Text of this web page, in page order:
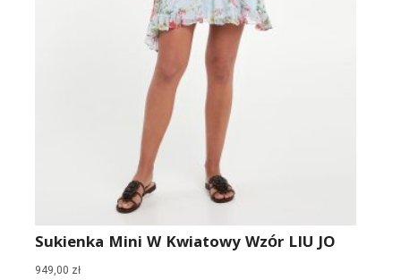
Sukienka Mini W Kwiatowy Wzór LIU JO
949,00 zł